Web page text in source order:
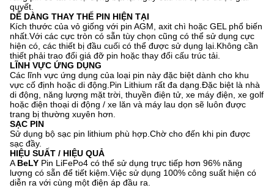
quyết.
DỄ DÀNG THAY THẾ PIN HIỆN TẠI
Kích thước của vỏ giống với pin AGM, axit chì hoặc GEL phổ biến
nhất.Với các cực tròn có sẵn tùy chọn cũng có thể sử dụng cực
hiện có, các thiết bị đầu cuối có thể được sử dụng lại.Không cần
thiết phải trao đổi giá đỡ pin hoặc thay đổi cấu trúc tải.
LĨNH VỰC ỨNG DỤNG
Các lĩnh vực ứng dụng của loại pin này đặc biệt dành cho khu
vực cố định hoặc di động.Pin Lithium rất đa dạng.Đặc biệt là nhà
di động, năng lượng mặt trời, thuyền điện tử, xe máy điện, xe golf
hoặc điện thoại di động / xe lăn và máy lau dọn sẽ luôn được
trang bị thường xuyên hơn.
SẠC PIN
Sử dụng bộ sạc pin lithium phù hợp.Chờ cho đến khi pin được
sạc đầy.
HIỆU SUẤT / HIỆU QUẢ
A BeLY Pin LiFePo4 có thể sử dụng trực tiếp hơn 96% năng
lượng có sẵn để tiết kiệm.Việc sử dụng 100% công suất hiện có
diễn ra với cùng một điện áp đầu ra.